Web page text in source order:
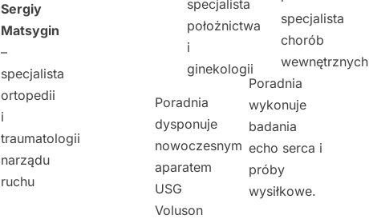
Sergiy
Matsygin
–
specjalista
ortopedii
i
traumatologii
narządu
ruchu
specjalista
położnictwa
i
ginekologii
Poradnia
dysponuje
nowoczesnym
aparatem
USG
Voluson
specjalista
chorób
wewnętrznych
Poradnia
wykonuje
badania
echo serca i
próby
wysiłkowe.